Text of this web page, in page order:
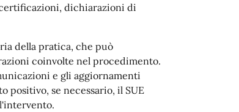
dichiarazioni di
della pratica, che può
coinvolte nel procedimento.
e gli aggiornamenti
positivo, se necessario, il SUE